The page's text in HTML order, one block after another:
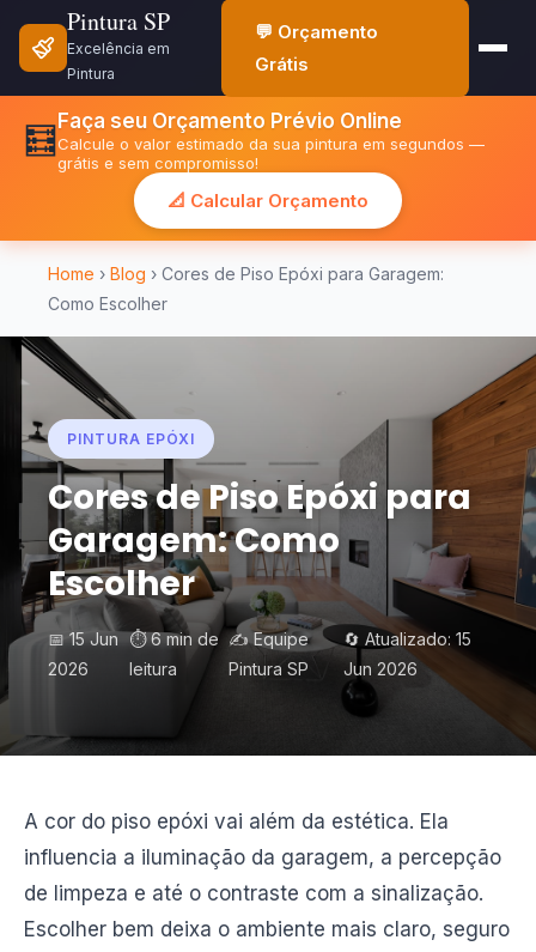
Pintura SP
Excelência em
Pintura
💬 Orçamento
Grátis
🧮 Faça seu Orçamento Prévio Online
Calcule o valor estimado da sua pintura em segundos —
grátis e sem compromisso!
📐 Calcular Orçamento
Home › Blog › Cores de Piso Epóxi para Garagem:
Como Escolher
PINTURA EPÓXI
Cores de Piso Epóxi para
Garagem: Como
Escolher
📅 15 Jun
2026
⏱️ 6 min de
leitura
✍️ Equipe
Pintura SP
🔄 Atualizado: 15
Jun 2026
A cor do piso epóxi vai além da estética. Ela
influencia a iluminação da garagem, a percepção
de limpeza e até o contraste com a sinalização.
Escolher bem deixa o ambiente mais claro, seguro